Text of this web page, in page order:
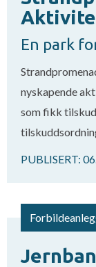
En park
nyskapende
som fikk
PUBLISERT: